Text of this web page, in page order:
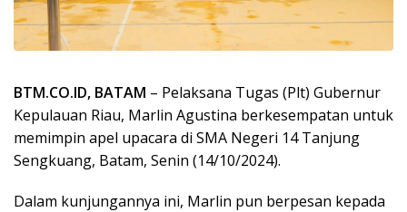
BTM.CO.ID, BATAM – Pelaksana Tugas (Plt) Gubernur
Kepulauan Riau, Marlin Agustina berkesempatan untuk
memimpin apel upacara di SMA Negeri 14 Tanjung
Sengkuang, Batam, Senin (14/10/2024).
Dalam kunjungannya ini, Marlin pun berpesan kepada